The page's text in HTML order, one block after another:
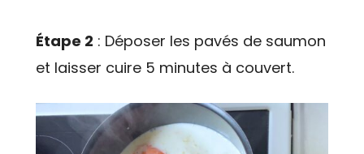
Étape 2 : Déposer les pavés de saumon
et laisser cuire 5 minutes à couvert.